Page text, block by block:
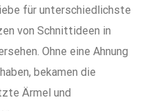
für unterschiedlichste
von Schnittideen in
Ohne eine Ahnung
bekamen die
Ärmel und